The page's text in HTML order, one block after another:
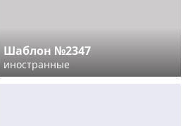
Шаблон №2347
иностранные